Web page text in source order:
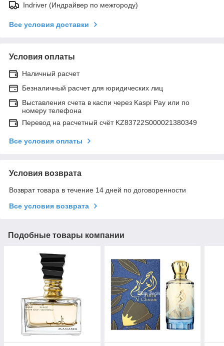
Indriver (Индрайвер по межгороду)
Все условия доставки
Условия оплаты
Наличный расчет
Безналичный расчет для юридических лиц
Выставления счета в каспи через Kaspi Pay или по
номеру телефона
Перевод на расчетный счёт KZ83722S000021380349
Все условия оплаты
Условия возврата
Возврат товара в течение 14 дней по договоренности
Все условия возврата
Подобные товары компании